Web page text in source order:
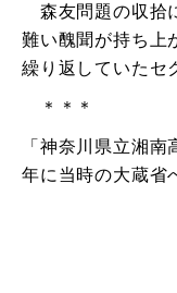
森友問題の収拾
難い醜聞が持ち上
繰り返していた
＊＊＊
「神奈川県立湘
年に当時の大蔵省